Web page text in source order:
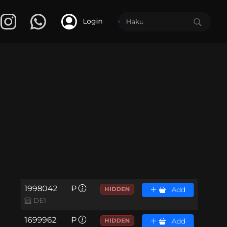
Login
1998042
DE1
P HIDDEN Add
1699962 P HIDDEN Add